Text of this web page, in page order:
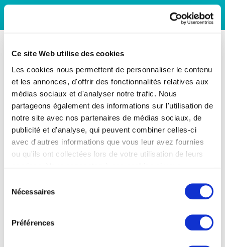
Ce site Web utilise des cookies
Les cookies nous permettent de personnaliser le contenu
et les annonces, d'offrir des fonctionnalités relatives aux
médias sociaux et d'analyser notre trafic. Nous
partageons également des informations sur l'utilisation de
notre site avec nos partenaires de médias sociaux, de
publicité et d'analyse, qui peuvent combiner celles-ci
avec d'autres informations que vous leur avez fournies
ou qu'ils ont collectées lors de votre utilisation de leurs
Nécessaires
Préférences